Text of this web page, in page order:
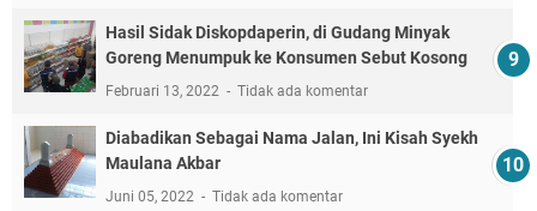
Hasil Sidak Diskopdaperin, di Gudang Minyak
Goreng Menumpuk ke Konsumen Sebut Kosong
Februari 13, 2022 Tidak ada komentar
Diabadikan Sebagai Nama Jalan, Ini Kisah Syekh
Maulana Akbar
Juni 05, 2022 Tidak ada komentar